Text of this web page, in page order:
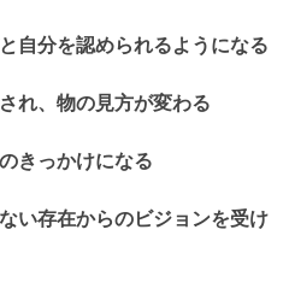
自分を認められるようになる
れ、物の見方が変わる
きっかけになる
い存在からのビジョンを受け